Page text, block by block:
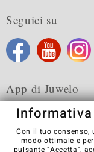
Seguici su
App di Juwelo
Con il tuo consenso,
modo ottimale e
pulsante "Accetta",